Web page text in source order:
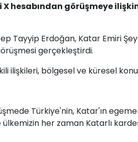
X hesabından görüşmeye
Tayyip Erdoğan, Katar Emiri
gerçekleştirdi.
ilişkileri, bölgesel ve küresel
Türkiye'nin, Katar'ın
ülkemizin her zaman Katarlı